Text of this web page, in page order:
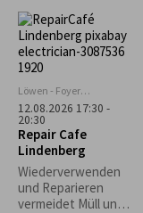
dem Motto „Ganz
schön punktig!“
bietet der
Workshop mit Gisela
Dobler die
Möglichkeit, in das
Leben und fröhlich-
bunte Werk der
japanischen
Künstlerin Yayoi
Kusama
einzutauchen. Mit
Löwen - Foyer
Lindenberg
12.08.2026 17:30 -
20:30
Repair Cafe
Lindenberg
Wiederverwenden
und Reparieren
vermeidet Müll und